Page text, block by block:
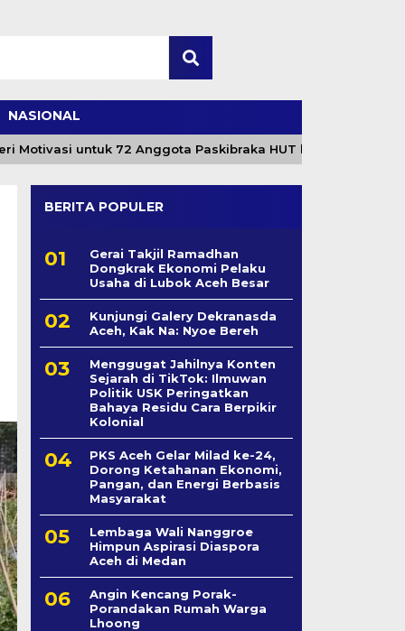
NASIONAL
untuk 72 Anggota Paskibraka HUT ke-81 RI
BERITA POPULER
Gerai Takjil Ramadhan
Dongkrak Ekonomi Pelaku
Usaha di Lubok Aceh Besar
Kunjungi Galery Dekranasda
Aceh, Kak Na: Nyoe Bereh
Menggugat Jahilnya Konten
Sejarah di TikTok: Ilmuwan
Politik USK Peringatkan
Bahaya Residu Cara Berpikir
Kolonial
PKS Aceh Gelar Milad ke-24,
Dorong Ketahanan Ekonomi,
Pangan, dan Energi Berbasis
Masyarakat
Lembaga Wali Nanggroe
Himpun Aspirasi Diaspora
Aceh di Medan
Angin Kencang Porak-
Porandakan Rumah Warga
Lhoong